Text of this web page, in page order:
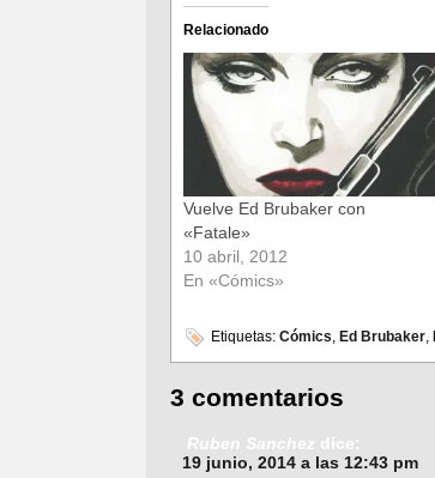
Facebook
(Se
abre
en
una
ventana
nueva)
Twitter
(Se
abre
en
una
ventana
Relacionado
Vuelve Ed Brubaker con
«Fatale»
10 abril, 2012
En «Cómics»
Etiquetas: Cómics, Ed Brubaker,
3 comentarios
Ruben Sanchez dice:
19 junio, 2014 a las 12:43 pm